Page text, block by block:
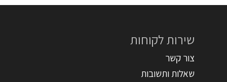
שירות לקוחות
צור קשר
שאלות ותשובות